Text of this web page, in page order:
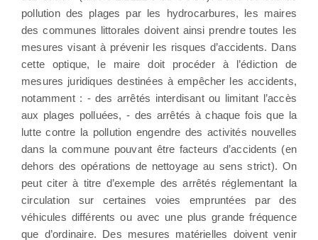
pollution des plages par les hydrocarbures, les maires
des communes littorales doivent ainsi prendre toutes les
mesures visant à prévenir les risques d’accidents. Dans
cette optique, le maire doit procéder à l’édiction de
mesures juridiques destinées à empêcher les accidents,
notamment : - des arrêtés interdisant ou limitant l’accès
aux plages polluées, - des arrêtés à chaque fois que la
lutte contre la pollution engendre des activités nouvelles
dans la commune pouvant être facteurs d’accidents (en
dehors des opérations de nettoyage au sens strict). On
peut citer à titre d’exemple des arrêtés réglementant la
circulation sur certaines voies empruntées par des
véhicules différents ou avec une plus grande fréquence
que d’ordinaire. Des mesures matérielles doivent venir